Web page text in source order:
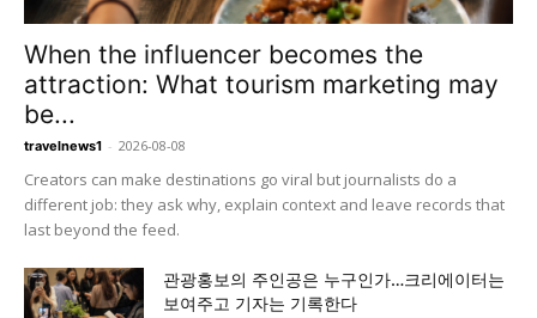
When the influencer becomes the
attraction: What tourism marketing may
be...
travelnews1 - 2026-08-08
Creators can make destinations go viral but journalists do a
different job: they ask why, explain context and leave records that
last beyond the feed.
관광홍보의 주인공은 누구인가…크리에이터는
보여주고 기자는 기록한다